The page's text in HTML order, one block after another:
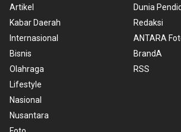
Artikel
Kabar Daerah
Internasional
Bisnis
Olahraga
Lifestyle
Nasional
Nusantara
Dunia
Redaksi
ANTARA
BrandA
RSS